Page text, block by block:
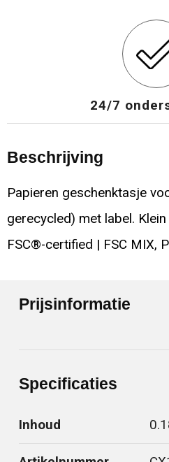
24/7
Beschrijving
Papieren geschenktasje
gerecycled) met label.
FSC®-certified | FSC MIX,
Prijsinformatie
Specificaties
Inhoud